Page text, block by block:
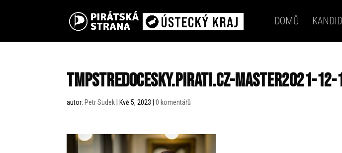
DOMŮ
tmpstredocesky.pirati.cz-master2021-
autor: Petr Sudek Kvě 5, 2023 |0 komentářů